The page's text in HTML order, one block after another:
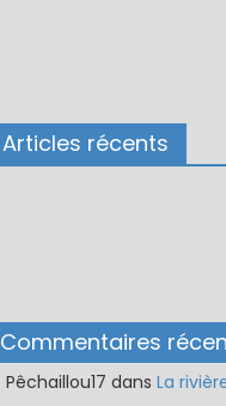
Articles récents
Commentaires
Pêchaillou17 dans La